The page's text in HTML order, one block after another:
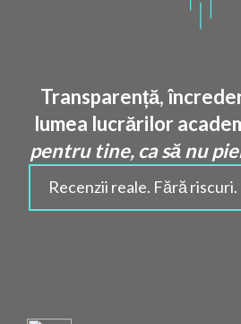
Transparență,
lumea lucrărilor
pentru tine, ca să nu
Recenzii reale. Fără